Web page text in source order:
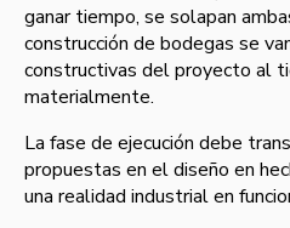
ganar tiempo, se solapan
construcción de bodegas se
constructivas del proyecto al
materialmente.
La fase de ejecución debe
propuestas en el diseño en
una realidad industrial en